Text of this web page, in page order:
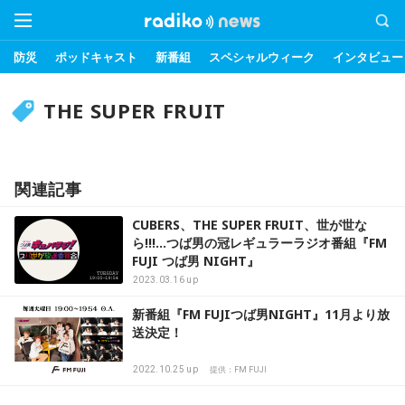
防災 ポッドキャスト 新番組 スペシャルウィーク インタビュー
THE SUPER FRUIT
関連記事
CUBERS、THE SUPER FRUIT、世が世な
ら!!!…つば男の冠レギュラーラジオ番組『FM
FUJI つば男 NIGHT』
2023.03.16 up
新番組『FM FUJIつば男NIGHT』11月より放
送決定！
2022.10.25 up 提供：FM FUJI